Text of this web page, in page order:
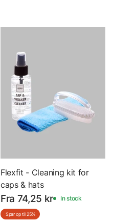
Flexfit - Cleaning kit for
caps & hats
Fra 74,25 kr In stock
Spar op til 25%